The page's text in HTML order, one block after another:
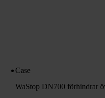
Case
WaStop DN700 förhindrar